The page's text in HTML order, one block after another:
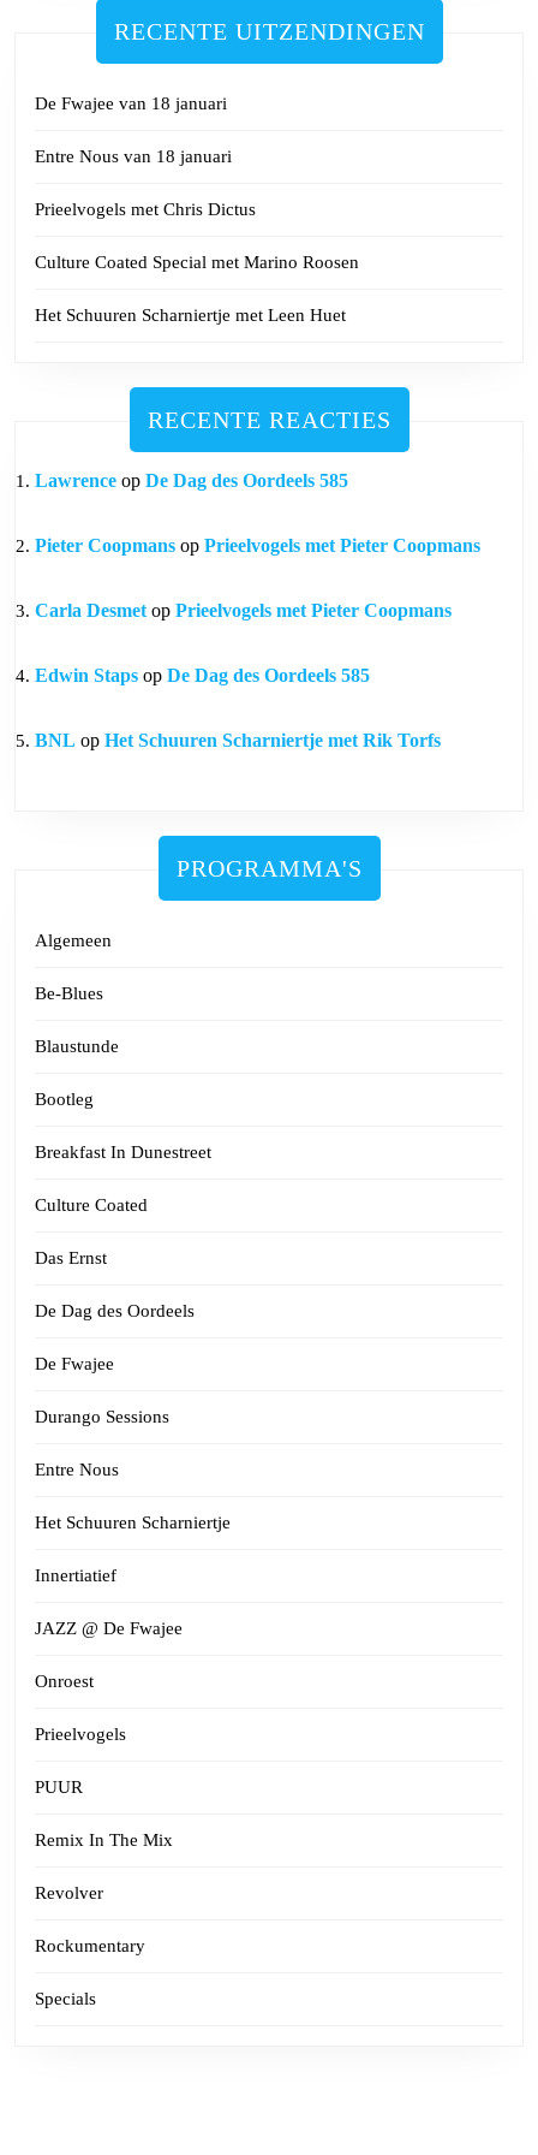
RECENTE UITZENDINGEN
De Fwajee van 18 januari
Entre Nous van 18 januari
Prieelvogels met Chris Dictus
Culture Coated Special met Marino Roosen
Het Schuuren Scharniertje met Leen Huet
RECENTE REACTIES
Lawrence op De Dag des Oordeels 585
Pieter Coopmans op Prieelvogels met Pieter Coopmans
Carla Desmet op Prieelvogels met Pieter Coopmans
Edwin Staps op De Dag des Oordeels 585
BNL op Het Schuuren Scharniertje met Rik Torfs
PROGRAMMA'S
Algemeen
Be-Blues
Blaustunde
Bootleg
Breakfast In Dunestreet
Culture Coated
Das Ernst
De Dag des Oordeels
De Fwajee
Durango Sessions
Entre Nous
Het Schuuren Scharniertje
Innertiatief
JAZZ @ De Fwajee
Onroest
Prieelvogels
PUUR
Remix In The Mix
Revolver
Rockumentary
Specials